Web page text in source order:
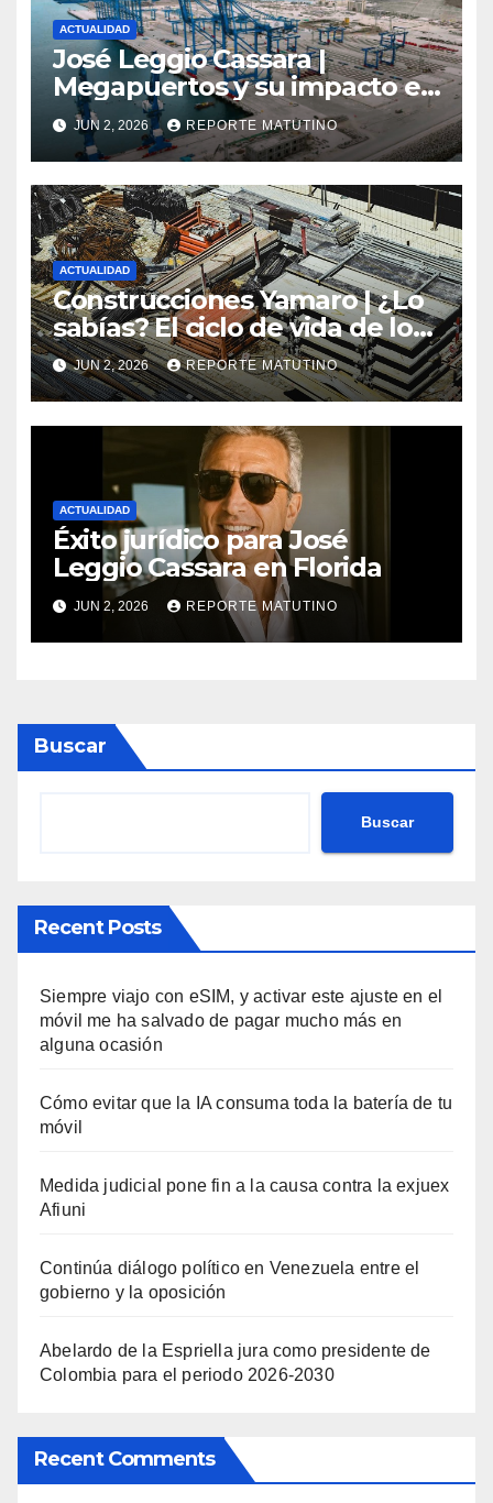
ACTUALIDAD
José Leggio Cassara |
Megapuertos y su impacto en
el turismo y el comercio
global
JUN 2, 2026 REPORTE MATUTINO
ACTUALIDAD
Construcciones Yamaro | ¿Lo
sabías? El ciclo de vida de los
materiales de construcción
revoluciona eficiencia en
proyectos modernos
JUN 2, 2026 REPORTE MATUTINO
ACTUALIDAD
Éxito jurídico para José
Leggio Cassara en Florida
JUN 2, 2026 REPORTE MATUTINO
Buscar
Buscar
Recent Posts
Siempre viajo con eSIM, y activar este ajuste en el
móvil me ha salvado de pagar mucho más en
alguna ocasión
Cómo evitar que la IA consuma toda la batería de tu
móvil
Medida judicial pone fin a la causa contra la exjuex
Afiuni
Continúa diálogo político en Venezuela entre el
gobierno y la oposición
Abelardo de la Espriella jura como presidente de
Colombia para el periodo 2026-2030
Recent Comments